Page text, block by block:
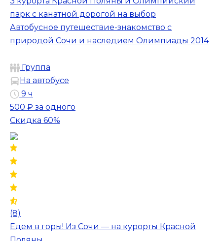
парк с канатной дорогой на выбор
Автобусное путешествие-знакомство с
природой Сочи и наследием Олимпиады 2014
Группа
На автобусе
9 ч
500 ₽ за одного
Скидка 60%
(8)
Едем в горы! Из Сочи — на курорты Красной